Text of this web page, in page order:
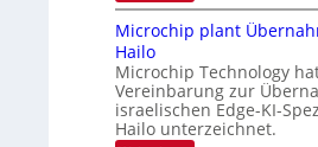
o
g
m
a
t
‘
o
N
g
h
t
2
0
t
e
i
g
t
s
B
a
k
s
t
o
n
Microchip plant
Hailo
Microchip Technology
Vereinbarung zur
israelischen Edge-KI-
Hailo unterzeichnet.